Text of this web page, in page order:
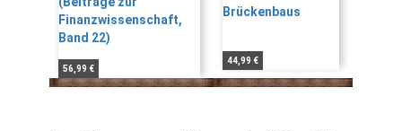
56,99 €
44,99 €